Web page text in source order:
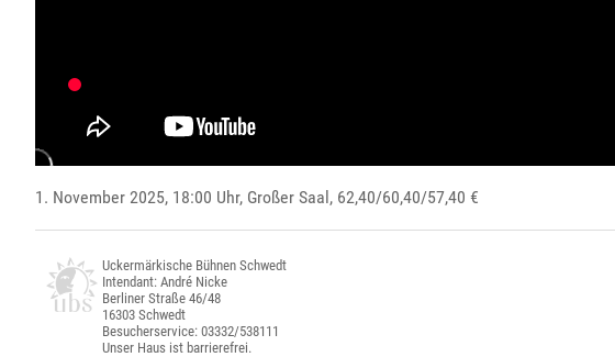
1. November 2025, 18:00 Uhr, Großer Saal, 62,40/60,40/57,40 €
Uckermärkische Bühnen Schwedt
Intendant: André Nicke
Berliner Straße 46/48
16303 Schwedt
Besucherservice: 03332/538111
Unser Haus ist barrierefrei.